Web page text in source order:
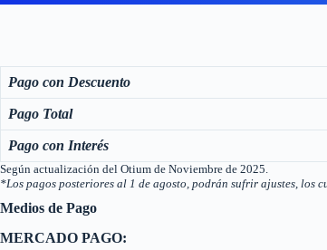
Pago con Descuento
Pago Total
Pago con Interés
Según actualización del Otium de Noviembre de 2025.
*Los pagos posteriores al 1 de agosto, podrán sufrir ajustes, los
Medios de Pago
MERCADO PAGO: